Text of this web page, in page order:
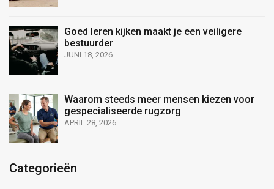
Goed leren kijken maakt je een veiligere
bestuurder
JUNI 18, 2026
Waarom steeds meer mensen kiezen voor
gespecialiseerde rugzorg
APRIL 28, 2026
Categorieën